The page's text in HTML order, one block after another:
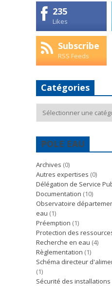
235
Likes
Subscribe
RSS Feeds
Catégories
POLE EAU
Archives (0)
Autres expertises (0)
Délégation de Service
Documentation (10)
Observatoire
eau (1)
Préemption (1)
Protection des
Recherche en eau (4)
Règlementation (1)
Schéma directeur
(1)
Sécurité des installations